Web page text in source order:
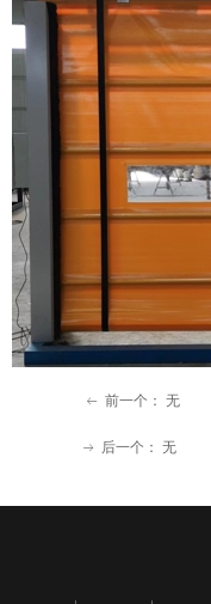
ꂃ 前一个： 无
ꁹ 后一个： 无